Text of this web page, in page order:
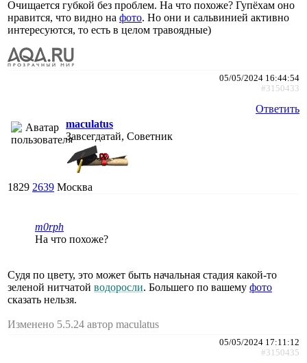
Очищается губкой без проблем. На что похоже? Гупёхам оно
нравится, что видно на фото. Но они и сальвинией активно
интересуются, то есть в целом травоядные)
05/05/2024 16:44:54
#3150433
Ответить
maculatus
Завсегдатай, Советник
1829 2639 Москва
m0rph
На что похоже?
Судя по цвету, это может быть начальная стадия какой-то
зеленой нитчатой водоросли. Большего по вашему фото
сказать нельзя.
Изменено 5.5.24 автор maculatus
05/05/2024 17:11:12
#3150435